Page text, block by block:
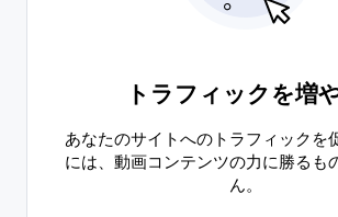
トラフィックを増
あなたのサイトへのトラフィックを
には、動画コンテンツの力に勝るも
ん。